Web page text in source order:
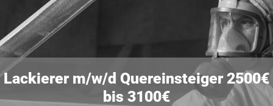
Lackierer m/w/d Quereinsteiger 2500€
bis 3100€